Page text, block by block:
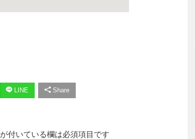
LINE Share
が付いている欄は必須項目です